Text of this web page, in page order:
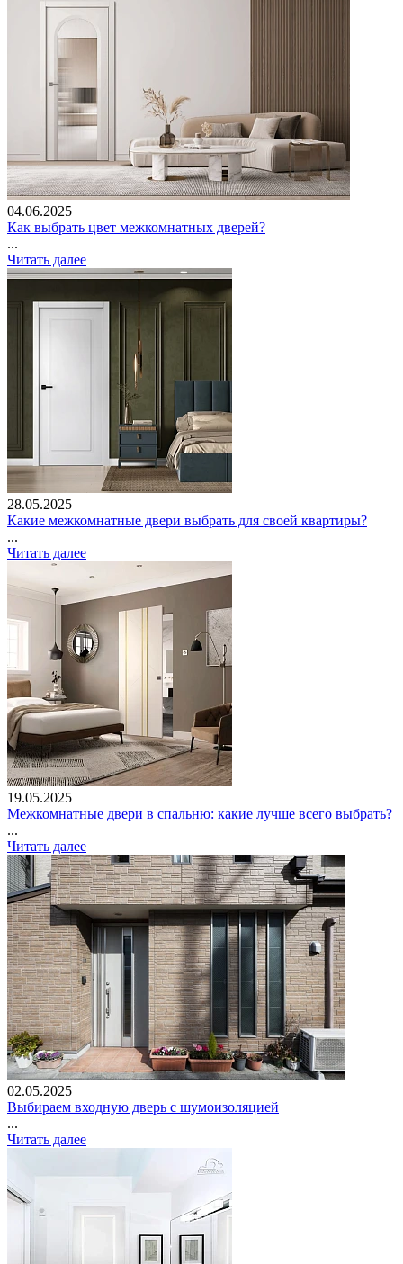
04.06.2025
Как выбрать цвет межкомнатных дверей?
...
Читать далее
28.05.2025
Какие межкомнатные двери выбрать для своей квартиры?
...
Читать далее
19.05.2025
Межкомнатные двери в спальню: какие лучше всего выбрать?
...
Читать далее
02.05.2025
Выбираем входную дверь с шумоизоляцией
...
Читать далее